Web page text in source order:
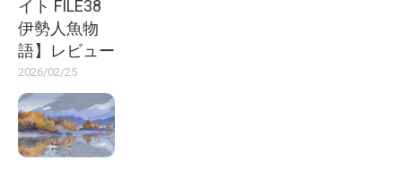
イト FILE38
伊勢人魚物
語】レビュー
2026/02/25